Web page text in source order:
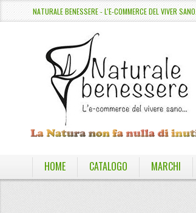
NATURALE BENESSERE - L'E-COMMERCE DEL VIVER SANO…
HOME CATALOGO MARCHI